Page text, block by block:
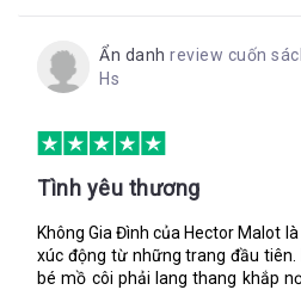
Ẩn danh review cuốn
Hs
Tình yêu thương
Không Gia Đình của Hector Malot
xúc động từ những trang đầu
bé mồ côi phải lang thang khắp